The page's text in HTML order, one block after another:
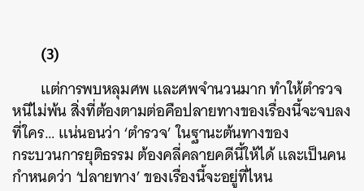
(3)
แต่การพบหลุมศพ และศพจำนวนมาก ทำให้ตำรวจ
หนีไม่พ้น สิ่งที่ต้องตามต่อคือปลายทางของเรื่องนี้จะจบลง
ที่ใคร… แน่นอนว่า ‘ตำรวจ’ ในฐานะต้นทางของ
กระบวนการยุติธรรม ต้องคลี่คลายคดีนี้ให้ได้ และเป็นคน
กำหนดว่า ‘ปลายทาง’ ของเรื่องนี้จะอยู่ที่ไหน